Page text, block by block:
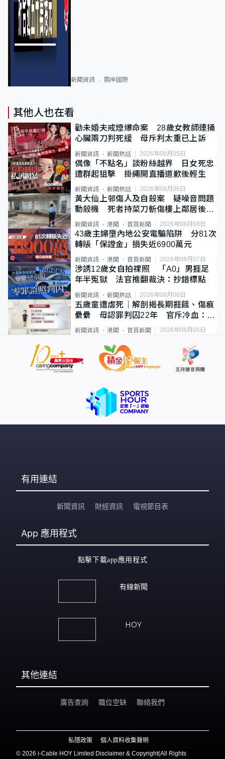
新聞資訊 兩岸國際
其他人也在看
勸未婚夫戒煙爆命案 28歲女教師連捅
心臟兩刀判死緩 母斥判太重已上訴
新聞資訊 新聞熱話 2026年08月05日
偶像「不點名」談粉絲越界 日女死忠
遭群起狙擊 掛繩開直播道歉後輕生
新聞資訊 新聞熱話 2026年08月06日
黃大仙上邨傷人及自殺案 疑噪音問題
動殺機 死者持菜刀斬傷樓上鄰居後墮
斃
新聞資訊 港聞 首頁新聞 2026年08月08日
43歲主婦墮內地公安電騙陷阱 分81次
轉賬「保證金」損失近6900萬元
新聞資訊 港聞 首頁新聞 2026年08月07日
涉誘12歲女自拍祼照 「A0」男捱足
年半冤獄 法官推翻裁決：抄錯標點
新聞資訊 新聞熱話 2026年08月06日
五歲童遭虐死｜解剖揭長期捱餓、傷痕
纍纍 母認罪判囚22年 官斥冷血：同
類案最惡劣
新聞資訊 港聞 首頁新聞 2026年08月05日
有用連結
新聞資訊 財經資訊 電視節目表
App 應用程式
點擊下載app應用程式
有線新聞
HOY
其他連結
廣告查詢 職位空缺 聯絡我們
私隱政策
個人資料收集聲明
© 2026 i-Cable HOY Limited Disclaimer & Copyright(All Rights